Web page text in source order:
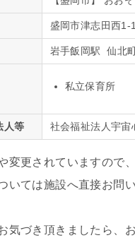
盛岡市津志田西1-
岩手飯岡駅 仙北
私立保育所
人等 社会福祉法人宇宙
変更されていますので
いては施設へ直接お問
気づき頂きましたら、